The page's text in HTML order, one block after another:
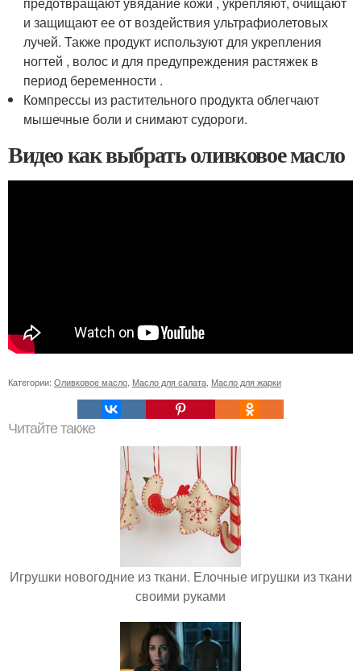
и защищают ее от воздействия ультрафиолетовых
лучей. Также продукт используют для укрепления
ногтей , волос и для предупреждения растяжек в
период беременности .
Компрессы из растительного продукта облегчают
мышечные боли и снимают судороги.
Видео как выбрать оливковое масло
Категории: Оливковое масло Масло для салата Масло для жарки
Читайте также
Игрушки новогодние из ткани. Елочные игрушки из ткани
своими руками